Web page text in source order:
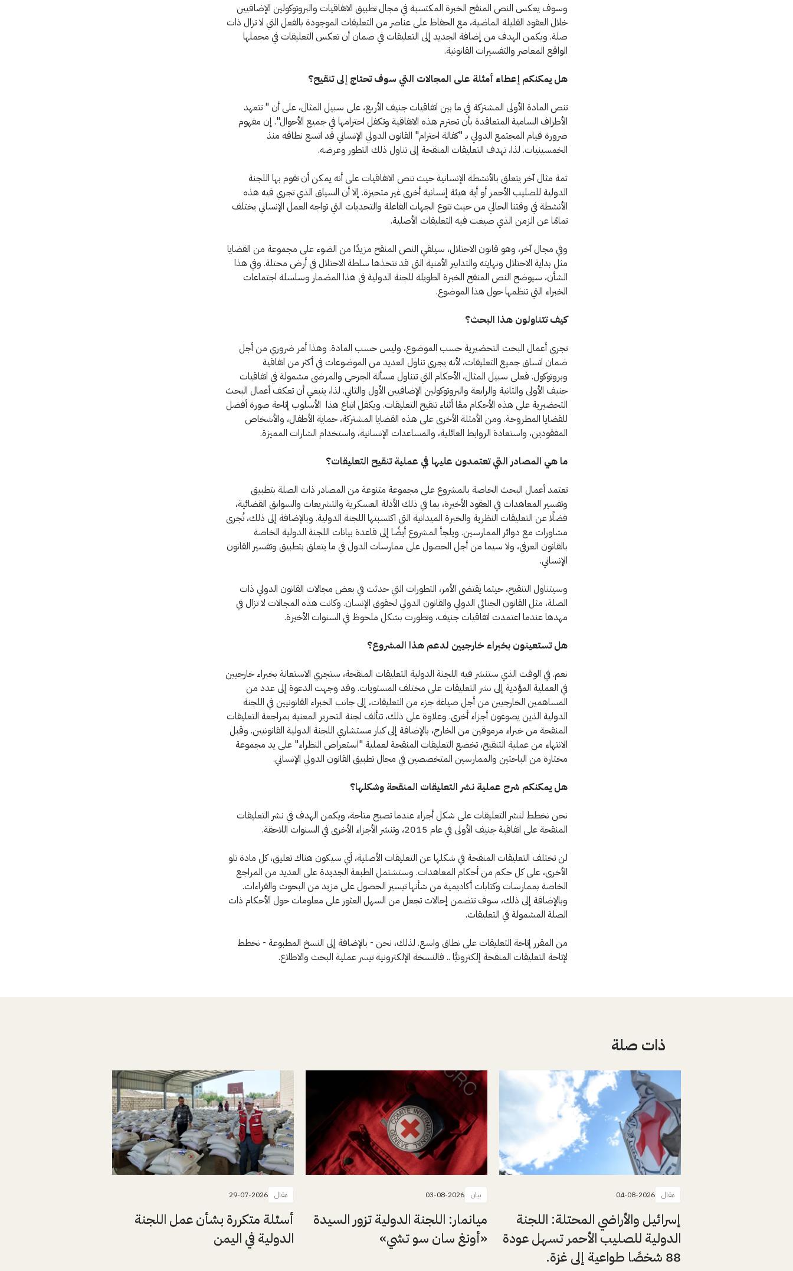
وسوف يعكس النص المنقح الخبرة المكتسبة في مجال تطبيق الاتفاقيات والبروتوكولين الإضافيين
خلال العقود القليلة الماضية، مع الحفاظ على عناصر من التعليقات الموجودة بالفعل التي لا تزال ذات
صلة. ويكمن الهدف من إضافة الجديد إلى التعليقات في ضمان أن تعكس التعليقات في مجملها
الواقع المعاصر والتفسيرات القانونية.
هل يمكنكم إعطاء أمثلة على المجالات التي سوف تحتاج إلى تنقيح؟
تنص المادة الأولى المشتركة في ما بين اتفاقيات جنيف الأربع، على سبيل المثال، على أن " تتعهد
الأطراف السامية المتعاقدة بأن تحترم هذه الاتفاقية وتكفل احترامها في جميع الأحوال". إن مفهوم
ضرورة قيام المجتمع الدولي بـ "كفالة احترام" القانون الدولي الإنساني قد اتسع نطاقه منذ
الخمسينيات. لذا، تهدف التعليقات المنقحة إلى تناول ذلك التطور وعرضه.
ثمة مثال آخر يتعلق بالأنشطة الإنسانية حيث تنص الاتفاقيات على أنه يمكن أن تقوم بها اللجنة
الدولية للصليب الأحمر أو أية هيئة إنسانية أخرى غير متحيزة. إلا أن السياق الذي تجري فيه هذه
الأنشطة في وقتنا الحالي من حيث تنوع الجهات الفاعلة والتحديات التي تواجه العمل الإنساني يختلف
تمامًا عن الزمن الذي صيغت فيه التعليقات الأصلية.
وفي مجال آخر، وهو قانون الاحتلال، سيلقي النص المنقح مزيدًا من الضوء على مجموعة من القضايا
مثل بداية الاحتلال ونهايته والتدابير الأمنية التي قد تتخذها سلطة الاحتلال في أرض محتلة. وفي هذا
الشأن، سيوضح النص المنقح الخبرة الطويلة للجنة الدولية في هذا المضمار وسلسلة اجتماعات
الخبراء التي تنظمها حول هذا الموضوع.
كيف تتناولون هذا البحث؟
تجري أعمال البحث التحضيرية حسب الموضوع، وليس حسب المادة. وهذا أمر ضروري من أجل
ضمان اتساق جميع التعليقات، لأنه يجري تناول العديد من الموضوعات في أكثر من اتفاقية
وبروتوكول. فعلى سبيل المثال، الأحكام التي تتناول مسألة الجرحى والمرضى مشمولة في اتفاقيات
جنيف الأولى والثانية والرابعة والبروتوكولين الإضافيين الأول والثاني. لذا، ينبغي أن تعكف أعمال البحث
التحضيرية على هذه الأحكام معًا أثناء تنقيح التعليقات. ويكفل اتباع هذا الأسلوب إتاحة صورة أفضل
للقضايا المطروحة. ومن الأمثلة الأخرى على هذه القضايا المشتركة، حماية الأطفال، والأشخاص
المفقودين، واستعادة الروابط العائلية، والمساعدات الإنسانية، واستخدام الشارات المميزة.
ما هي المصادر التي تعتمدون عليها في عملية تنقيح التعليقات؟
تعتمد أعمال البحث الخاصة بالمشروع على مجموعة متنوعة من المصادر ذات الصلة بتطبيق
وتفسير المعاهدات في العقود الأخيرة، بما في ذلك الأدلة العسكرية والتشريعات والسوابق القضائية،
فضلًا عن التعليقات النظرية والخبرة الميدانية التي اكتسبتها اللجنة الدولية. وبالإضافة إلى ذلك، تُجرى
مشاورات مع دوائر الممارسين. ويلجأ المشروع أيضًا إلى قاعدة بيانات اللجنة الدولية الخاصة
بالقانون العرفي، ولا سيما من أجل الحصول على ممارسات الدول في ما يتعلق بتطبيق وتفسير القانون
الإنساني.
وسيتناول التنقيح، حيثما يقتضى الأمر، التطورات التي حدثت في بعض مجالات القانون الدولي ذات
الصلة، مثل القانون الجنائي الدولي والقانون الدولي لحقوق الإنسان. وكانت هذه المجالات لا تزال في
مهدها عندما اعتمدت اتفاقيات جنيف، وتطورت بشكل ملحوظ في السنوات الأخيرة.
هل تستعينون بخبراء خارجيين لدعم هذا المشروع؟
نعم. في الوقت الذي ستنشر فيه اللجنة الدولية التعليقات المنقحة، ستجري الاستعانة بخبراء خارجيين
في العملية المؤدية إلى نشر التعليقات على مختلف المستويات. وقد وجهت الدعوة إلى عدد من
المساهمين الخارجيين من أجل صياغة جزء من التعليقات، إلى جانب الخبراء القانونيين في اللجنة
الدولية الذين يصوغون أجزاء أخرى. وعلاوة على ذلك، تتألف لجنة التحرير المعنية بمراجعة التعليقات
المنقحة من خبراء مرموقين من الخارج، بالإضافة إلى كبار مستشاري اللجنة الدولية القانونيين. وقبل
الانتهاء من عملية التنقيح، تخضع التعليقات المنقحة لعملية "استعراض النظراء" على يد مجموعة
مختارة من الباحثين والممارسين المتخصصين في مجال تطبيق القانون الدولي الإنساني.
هل يمكنكم شرح عملية نشر التعليقات المنقحة وشكلها؟
نحن نخطط لنشر التعليقات على شكل أجزاء عندما تصبح متاحة، ويكمن الهدف في نشر التعليقات
المنقحة على اتفاقية جنيف الأولى في عام 2015، وتنشر الأجزاء الأخرى في السنوات اللاحقة.
لن تختلف التعليقات المنقحة في شكلها عن التعليقات الأصلية، أي سيكون هناك تعليق، كل مادة تلو
الأخرى، على كل حكم من أحكام المعاهدات. وستشتمل الطبعة الجديدة على العديد من المراجع
الخاصة بممارسات وكتابات أكاديمية من شأنها تيسير الحصول على مزيد من البحوث والقراءات.
وبالإضافة إلى ذلك، سوف تتضمن إحالات تجعل من السهل العثور على معلومات حول الأحكام ذات
الصلة المشمولة في التعليقات.
من المقرر إتاحة التعليقات على نطاق واسع. لذلك، نحن - بالإضافة إلى النسخ المطبوعة - نخطط
لإتاحة التعليقات المنقحة إلكترونيًّا .. فالنسخة الإلكترونية تيسر عملية البحث والاطلاع.
ذات صلة
مقال 04-08-2026
إسرائيل والأراضي المحتلة: اللجنة
الدولية للصليب الأحمر تسهل عودة
88 شخصًا طواعية إلى غزة.
بيان 03-08-2026
ميانمار: اللجنة الدولية تزور السيدة
«أونغ سان سو تشي»
مقال 29-07-2026
أسئلة متكررة بشأن عمل اللجنة
الدولية في اليمن